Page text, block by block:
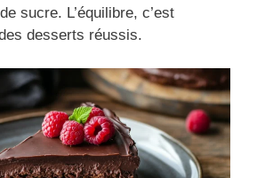
sucre. L’équilibre, c’est
desserts réussis.